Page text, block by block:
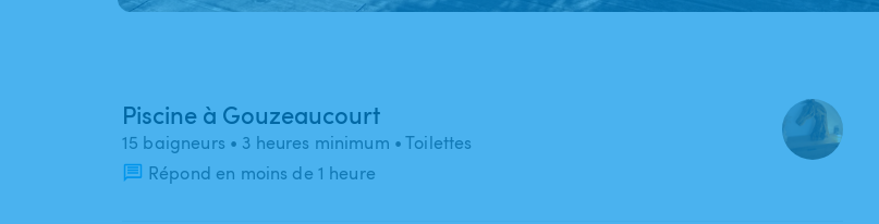
Piscine à Gouzeaucourt
15 baigneurs • 3 heures minimum • Toilettes
Répond en moins de 1 heure